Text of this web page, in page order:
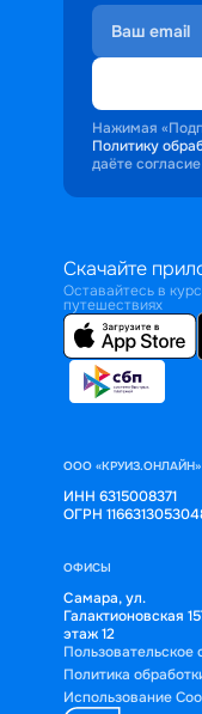
Нажимая
Политику
даёте
Скачайте
Оставайтесь в
путешествиях
ООО «КРУИЗ.ОНЛАЙН»
ИНН 6315008371
ОГРН
ОФИСЫ
Самара, ул.
Галактионовская
этаж 12
Пользовательское
Политика
Использование